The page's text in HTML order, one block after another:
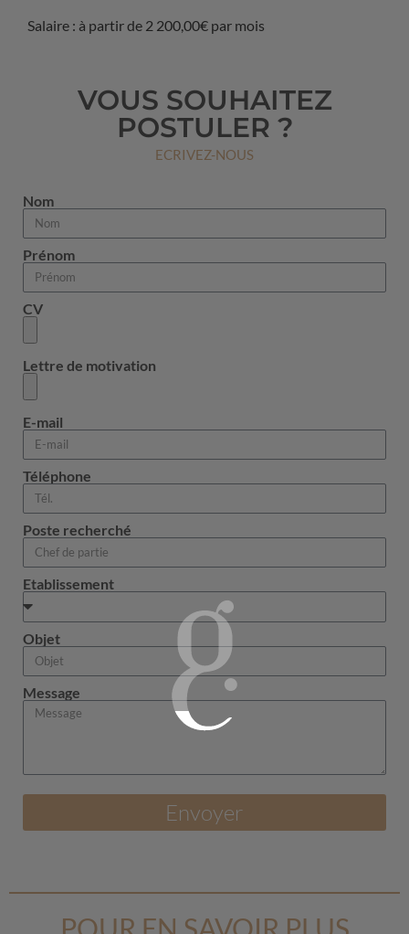
Salaire : à partir de 2 200,00€ par mois
VOUS SOUHAITEZ
POSTULER ?
ECRIVEZ-NOUS
Nom
Prénom
CV
Lettre de motivation
E-mail
Téléphone
Poste recherché
Etablissement
Objet
Message
Envoyer
POUR EN SAVOIR PLUS